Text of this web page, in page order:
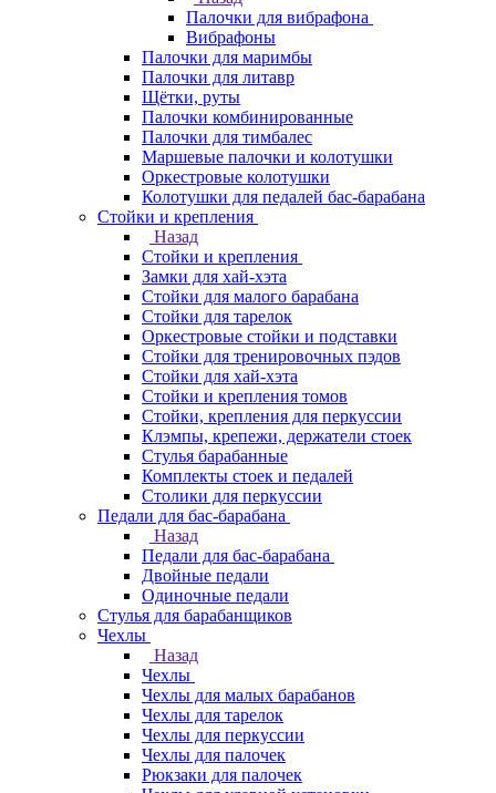
Палочки для вибрафона
Вибрафоны
Палочки для маримбы
Палочки для литавр
Щётки, руты
Палочки комбинированные
Палочки для тимбалес
Маршевые палочки и колотушки
Оркестровые колотушки
Колотушки для педалей бас-барабана
Стойки и крепления
Назад
Стойки и крепления
Замки для хай-хэта
Стойки для малого барабана
Стойки для тарелок
Оркестровые стойки и подставки
Стойки для тренировочных пэдов
Стойки для хай-хэта
Стойки и крепления томов
Стойки, крепления для перкуссии
Клэмпы, крепежи, держатели стоек
Стулья барабанные
Комплекты стоек и педалей
Столики для перкуссии
Педали для бас-барабана
Назад
Педали для бас-барабана
Двойные педали
Одиночные педали
Стулья для барабанщиков
Чехлы
Назад
Чехлы
Чехлы для малых барабанов
Чехлы для тарелок
Чехлы для перкуссии
Чехлы для палочек
Рюкзаки для палочек